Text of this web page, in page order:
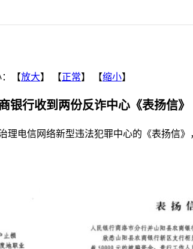
【放大】 【正常】 【缩小】
银行收到两份反诈中心《表扬信》
理电信网络新型违法犯罪中心的《表扬信